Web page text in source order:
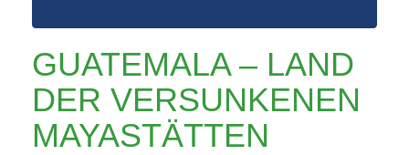
GUATEMALA – LAND
DER VERSUNKENEN
MAYASTÄTTEN